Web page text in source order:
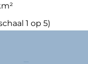
1 op 5)